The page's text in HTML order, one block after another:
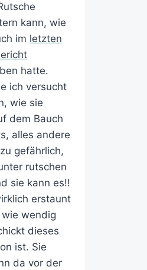
kann, wie
im letzten
hatte.
ich versucht
wie sie
dem Bauch
alles andere
gefährlich,
rutschen
sie kann es!!
erstaunt
wendig
dieses
ist. Sie
da vor der